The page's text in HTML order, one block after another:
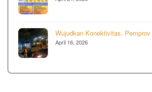
Wujudkan Konektivitas,
April 16, 2026